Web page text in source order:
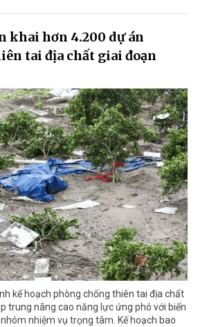
khai hơn 4.200 dự án
tai địa chất giai đoạn
kế hoạch phòng chống thiên tai địa chất
trung nâng cao năng lực ứng phó với biến
nhiệm vụ trọng tâm. Kế hoạch bao